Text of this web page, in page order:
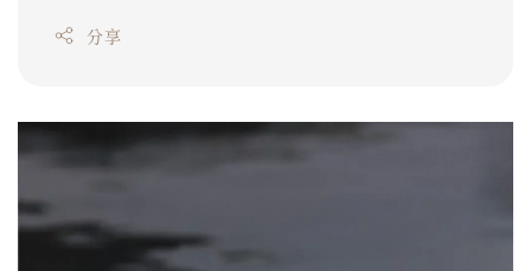
分享